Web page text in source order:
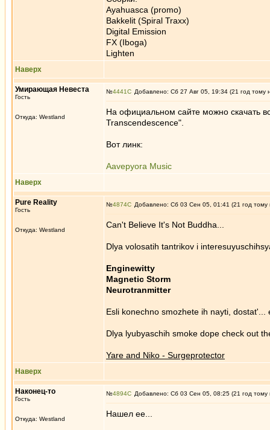
Ayahuasca (promo)
Bakkelit (Spiral Traxx)
Digital Emission
FX (Iboga)
Lighten
Наверх
Умирающая Невеста
Гость
Откуда: Westland
№4441 Добавлено: Сб 27 Авг 05, 19:34 (21 год тому
На официальном сайте можно скачать
Transcendescence".
Вот линк:
Aavepyora Music
Наверх
Pure Reality
Гость
Откуда: Westland
№4874 Добавлено: Сб 03 Сен 05, 01:41 (21 год тому
Can't Believe It's Not Buddha...
Dlya volosatih tantrikov i
Enginewitty
Magnetic Storm
Neurotranmitter
Esli konechno smozhete ih nayti,
Dlya lyubyaschih smoke dope check out
Yare and Niko - Surgeprotector
Наверх
Наконец-то
Гость
Откуда: Westland
№4894 Добавлено: Сб 03 Сен 05, 08:25 (21 год тому
Нашел ее...